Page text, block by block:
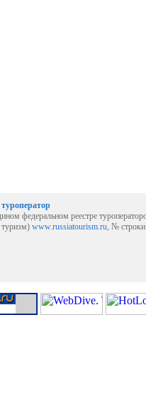
федеральном реестре
www.russiatourism.ru, №